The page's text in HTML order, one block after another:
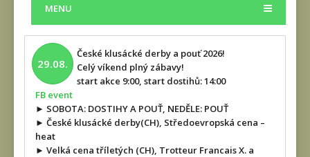
MENU
29.08.
České klusácké derby a pouť 2026!
Celý víkend plný zábavy!
start akce 9:00, start dostihů: 14:00
FB event
► SOBOTA: DOSTIHY A POUŤ, NEDĚLE: POUŤ
► České klusácké derby(CH), Středoevropská cena –
heat
► Velká cena tříletých (CH), Trotteur Francais X. a